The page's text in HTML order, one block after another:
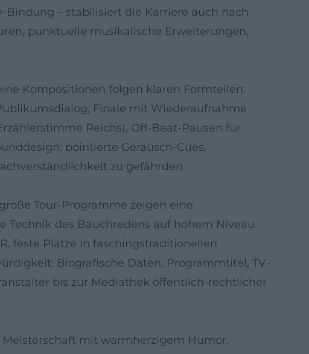
Bindung – stabilisiert die Karriere auch nach
punktuelle musikalische Erweiterungen,
Kompositionen folgen klaren Formteilen:
Finale mit Wiederaufnahme
Reichs), Off-Beat-Pausen für
pointierte Geräusch-Cues,
zu gefährden.
Tour-Programme zeigen eine
Technik des Bauchredens auf hohem Niveau
feste Plätze in faschingstraditionellen
Biografische Daten, Programmtitel, TV-
bis zur Mediathek öffentlich-rechtlicher
mit warmherzigem Humor,